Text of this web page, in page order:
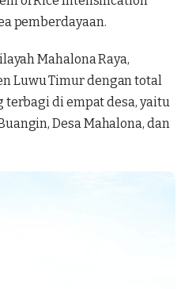
pemberdayaan.
Mahalona Raya,
Luwu Timur dengan total
terbagi di empat desa, yaitu
Desa Mahalona, dan